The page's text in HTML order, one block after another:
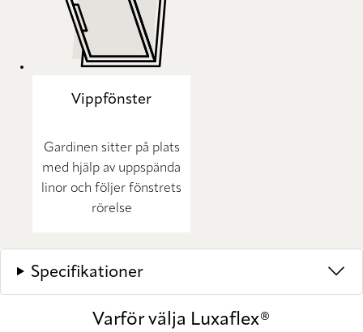
Vippfönster
Gardinen sitter på plats
med hjälp av uppspända
linor och följer fönstrets
rörelse
Specifikationer
Varför välja Luxaflex®